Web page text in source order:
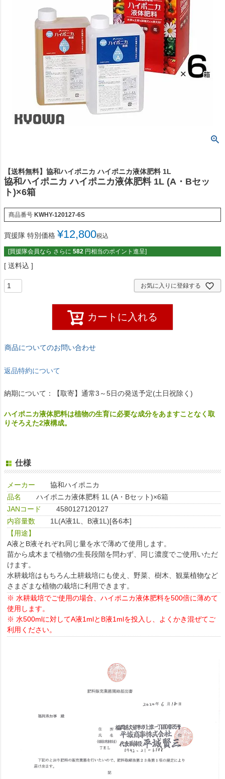
【送料無料】協和ハイポニカ ハイポニカ液体肥料 1L
協和ハイポニカ ハイポニカ液体肥料 1L (A・Bセッ
ト)×6箱
商品番号 KWHY-120127-6S
買援隊 特別価格 ¥12,800税込
[買援隊会員なら さらに 582 円相当のポイント進呈]
送料込
お気に入りに登録する
カートに入れる
商品についてのお問い合わせ
返品特約について
納期について：【取寄】通常3～5日の発送予定(土日祝除く)
ハイポニカ液体肥料は植物の生育に必要な成分をあますことなく取
りそろえた2液構成。
仕様
メーカー
協和ハイポニカ
品名
ハイポニカ液体肥料 1L (A・Bセット)×6箱
JANコード
4580127120127
内容量数
1L(A液1L、B液1L)[各6本]
【用途】
A液とB液それぞれ同じ量を水で薄めて使用します。
苗から成木まで植物の生長段階を問わず、同じ濃度でご使用いただ
けます。
水耕栽培はもちろん土耕栽培にも使え、野菜、樹木、観葉植物など
さまざまな植物の栽培に利用できます。
※ 水耕栽培でご使用の場合、ハイポニカ液体肥料を500倍に薄めて
使用します。
※ 水500mlに対してA液1mlとB液1mlを投入し、よくかき混ぜてご
利用ください。